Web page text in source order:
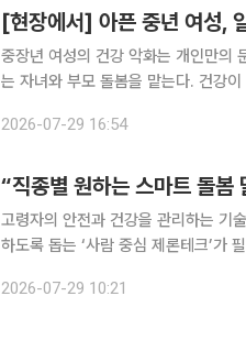
[현장에서] 아픈 중년 여성,
중장년 여성의 건강 악화는 개인만의
는 자녀와 부모 돌봄을 맡는다. 건강
유다. 29일 국회도서관 소강당에서
2026-07-29 16:54
“직종별 원하는 스마트 돌봄
고령자의 안전과 건강을 관리하는 기
하도록 돕는 ‘사람 중심 제론테크’가 필요하다는 의견이
으로 개최했다. 제론테크
2026-07-29 10:21